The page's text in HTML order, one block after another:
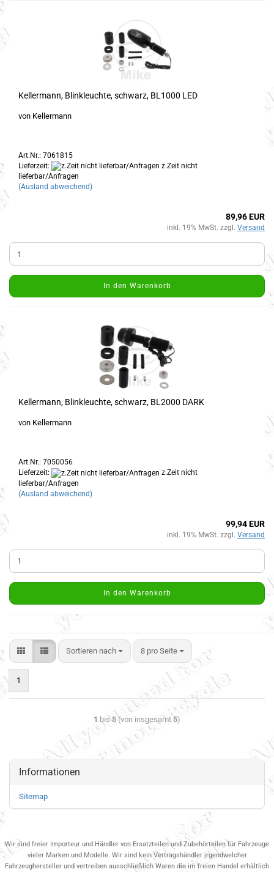
Kellermann, Blinkleuchte, schwarz, BL1000 LED
von Kellermann
Art.Nr.: 7061815
Lieferzeit:
z.Zeit nicht
lieferbar/Anfragen
(Ausland abweichend)
89,96 EUR
inkl. 19% MwSt. zzgl. Versand
In den Warenkorb
Kellermann, Blinkleuchte, schwarz, BL2000 DARK
von Kellermann
Art.Nr.: 7050056
Lieferzeit:
z.Zeit nicht
lieferbar/Anfragen
(Ausland abweichend)
99,94 EUR
inkl. 19% MwSt. zzgl. Versand
In den Warenkorb
Sortieren nach 8 pro Seite
1
1 bis5(von insgesamt5)
Informationen
Sitemap
Wir sind freier Importeur und Händler von Ersatzteilen und Zubehörteilen für Fahrzeuge
vieler Marken und Modelle. Wir sind kein Vertragshändler irgendwelcher
Fahrzeughersteller und vertreiben ausschließlich Waren die im freien Handel erhältlich